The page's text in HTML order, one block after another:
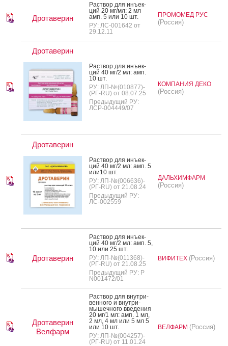
Дротаверин
Рас­твор для инъ­ек­
ций 20 мг/мл: 2 мл
амп. 5 или 10 шт.
РУ: ЛС-001642 от
29.12.11
ПРОМОМЕД РУС
(Россия)
Дротаверин
Рас­твор для инъ­ек­
ций 40 мг/2 мл: амп.
10 шт.
РУ: ЛП-№(010877)-
(РГ-RU) от 08.07.25
Предыдущий РУ:
ЛСР-004449/07
КОМПАНИЯ ДЕКО
(Россия)
Дротаверин
Рас­твор для инъ­ек­
ций 40 мг/2 мл: амп. 5
или10 шт.
РУ: ЛП-№(006636)-
(РГ-RU) от 21.08.24
Предыдущий РУ:
ЛС-002559
ДАЛЬХИМФАРМ
(Россия)
Дротаверин
Рас­твор для инъ­ек­
ций 40 мг/2 мл: амп. 5,
10 или 25 шт.
РУ: ЛП-№(011368)-
(РГ-RU) от 21.08.25
Предыдущий РУ: Р
N001472/01
ВИФИТЕХ (Россия)
Дротаверин
Велфарм
Рас­твор для внут­ри­
вен­но­го и внут­ри­
мышеч­но­го вве­дения
20 мг/1 мл: амп. 1 мл,
2 мл, 4 мл или 5 мл 5
или 10 шт.
РУ: ЛП-№(004257)-
(РГ-RU) от 11.01.24
ВЕЛФАРМ (Россия)